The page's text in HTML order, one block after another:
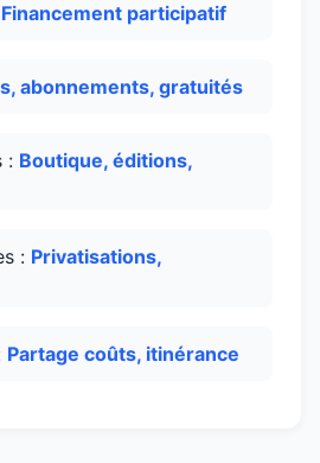
Financement participatif
abonnements, gratuités
: Boutique, éditions,
: Privatisations,
Partage coûts, itinérance